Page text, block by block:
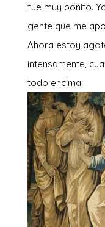
fue muy bonito.
gente que me
Ahora estoy
intensamente,
todo encima.